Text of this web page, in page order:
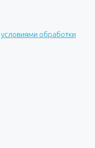
условиями обработки